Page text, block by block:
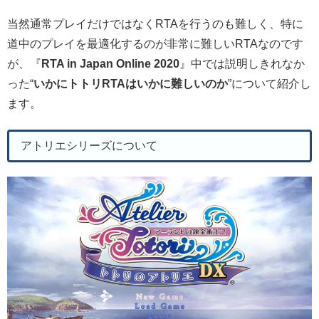
当然通常プレイだけではなくRTAを行うのも難しく、特に
道中のプレイを最適化するのが非常に難しいRTAなのです
が、『 RTA in Japan Online 2020 』中では説明しきれなか
った“いかにトトリRTAはいかに難しいのか”について紹介し
ます。
アトリエシリーズについて